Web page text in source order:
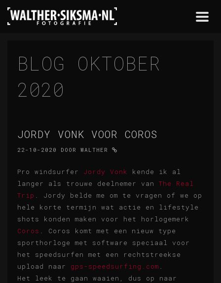
BLOG OKTOBER
2020
JORDY VONK VOOR COROS
22-10-2020 DOOR WALTHER
Pro windsurfer Jordy Vonk
kende ik al
langer als trouwe deelnemer van The Real
Trip . Jordy belde me om te vragen of we op
hele korte termijn wat actie en lifestyle
shots konden maken voor het horlogemerk
Coros . Coros komt met een nieuw type
sporthorloge met software speciaal voor
het speedsurfen met een rechtstreekse
upload naar gps-speedsurfing.com .
Het leek te gaan waaien, dus op naar